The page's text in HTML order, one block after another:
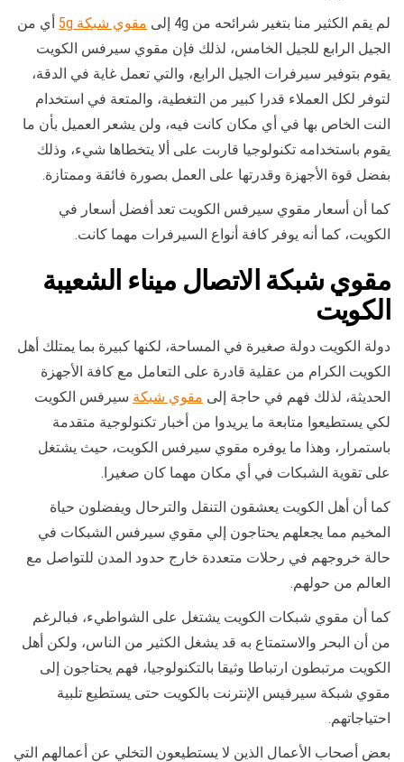
لم يقم الكثير منا بتغير شرائحه من 4g إلى مقوي شبكة 5g
أي من
الجيل الرابع للجيل الخامس، لذلك فإن مقوي سيرفس الكويت
يقوم بتوفير سيرفرات الجيل الرابع، والتي تعمل غاية في الدقة،
لتوفر لكل العملاء قدرا كبير من التغطية، والمتعة في استخدام
النت الخاص بها في أي مكان كانت فيه، ولن يشعر العميل بأن ما
يقوم باستخدامه تكنولوجيا قاربت على ألا يتخطاها شيء، وذلك
بفضل قوة الأجهزة وقدرتها على العمل بصورة فائقة وممتازة.
كما أن أسعار مقوي سيرفس الكويت تعد أفضل أسعار في
الكويت، كما أنه يوفر كافة أنواع السيرفرات مهما كانت.
مقوي شبكة الاتصال ميناء الشعيبة
الكويت
دولة الكويت دولة صغيرة في المساحة، لكنها كبيرة بما يمتلك أهل
الكويت الكرام من عقلية قادرة على التعامل مع كافة الأجهزة
الحديثة، لذلك فهم في حاجة إلى مقوي شبكة سيرفس الكويت
لكي يستطيعوا متابعة ما يريدوا من أخبار تكنولوجية متقدمة
باستمرار، وهذا ما يوفره مقوي سيرفس الكويت، حيث يشتغل
على تقوية الشبكات في أي مكان مهما كان صغيرا.
كما أن أهل الكويت يعشقون التنقل والترحال ويفضلون حياة
المخيم مما يجعلهم يحتاجون إلي مقوي سيرفس الشبكات في
حالة خروجهم في رحلات متعددة خارج حدود المدن للتواصل مع
العالم من حولهم.
كما أن مقوي شبكات الكويت يشتغل على الشواطيء، فبالرغم
من أن البحر والاستمتاع به قد يشغل الكثير من الناس، ولكن أهل
الكويت مرتبطون ارتباطا وثيقا بالتكنولوجيا، فهم يحتاجون إلى
مقوي شبكة سيرفيس الإنترنت بالكويت حتى يستطيع تلبية
احتياجاتهم.
بعض أصحاب الأعمال الذين لا يستطيعون التخلي عن أعمالهم التي